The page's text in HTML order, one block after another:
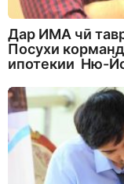
Дар ИМА чӣ
Посухи
ипотекии Ню-